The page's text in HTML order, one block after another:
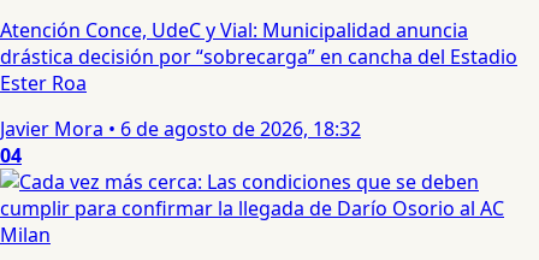
Atención Conce, UdeC y Vial: Municipalidad anuncia
drástica decisión por “sobrecarga” en cancha del Estadio
Ester Roa
Javier Mora • 6 de agosto de 2026, 18:32
04